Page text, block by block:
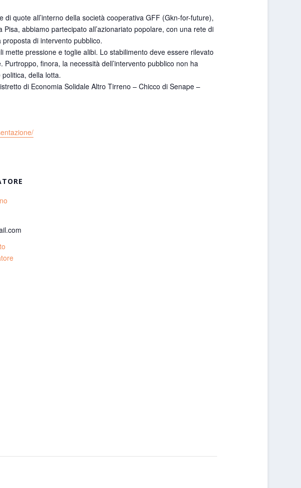
quote all’interno della società cooperativa GFF (Gkn-for-future),
abbiamo partecipato all’azionariato popolare, con una rete di
di intervento pubblico.
mette pressione e toglie alibi. Lo stabilimento deve essere rilevato
finora, la necessità dell’intervento pubblico non ha
della lotta.
di Economia Solidale Altro Tirreno – Chicco di Senape –